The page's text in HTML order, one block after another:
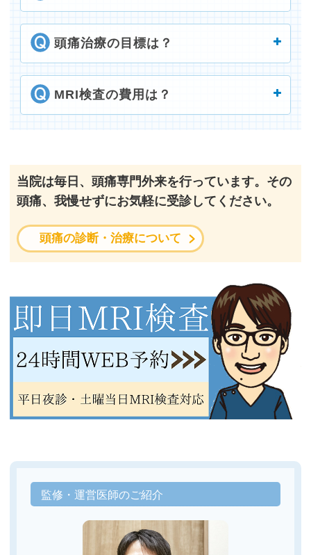
頭痛治療の目標は？
MRI検査の費用は？
当院は毎日、頭痛専門外来を行っています。その
頭痛、我慢せずにお気軽に受診してください。
頭痛の診断・治療について
監修・運営医師のご紹介